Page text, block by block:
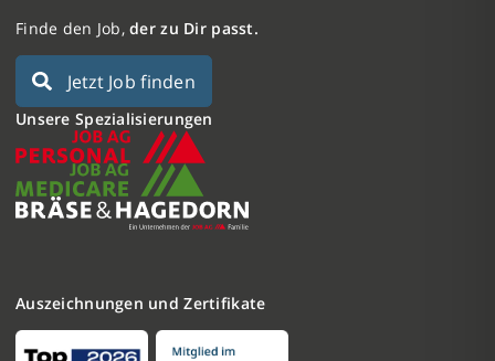
Finde den Job,der zu Dir passt.
Jetzt Job finden
Unsere Spezialisierungen
Auszeichnungen und Zertifikate